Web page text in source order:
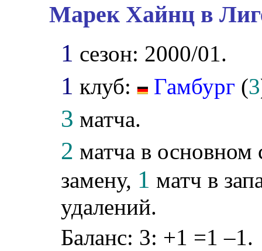
Марек Хайнц в
1 сезон: 2000/01.
1 клуб: Гамбург (3
3 матча.
2 матча в основном
замену, 1 матч в
удалений.
Баланс: 3: +1 =1 –1.